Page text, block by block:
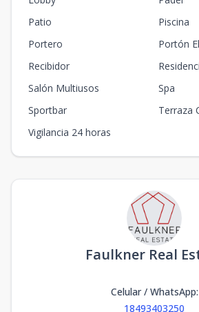
Patio
Piscina
Portero
Portón
Recibidor
Salón Multiusos
Spa
Sportbar
Terraza
Vigilancia 24 horas
Faulkner Real
Celular / WhatsApp:
18493403250